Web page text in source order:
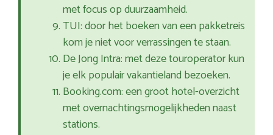
met focus op duurzaamheid.
TUI: door het boeken van een pakketreis
kom je niet voor verrassingen te staan.
De Jong Intra: met deze touroperator kun
je elk populair vakantieland bezoeken.
Booking.com: een groot hotel-overzicht
met overnachtingsmogelijkheden naast
stations.